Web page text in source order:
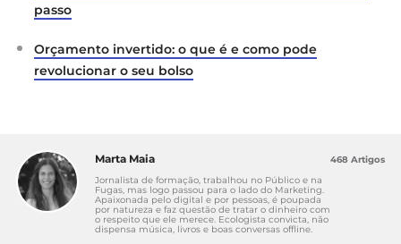
passo
Orçamento invertido: o que é e como pode
revolucionar o seu bolso
Marta Maia
Jornalista de formação, trabalhou no Público e na
Fugas, mas logo passou para o lado do Marketing.
Apaixonada pelo digital e por pessoas, é poupada
por natureza e faz questão de tratar o dinheiro com
o respeito que ele merece. Ecologista convicta, não
dispensa música, livros e boas conversas offline.
468 Artigos